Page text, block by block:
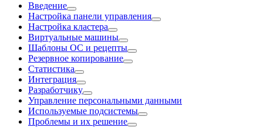
Введение
Настройка панели управления
Настройка кластера
Виртуальные машины
Шаблоны ОС и рецепты
Резервное копирование
Статистика
Интеграция
Разработчику
Управление персональными данными
Используемые подсистемы
Проблемы и их решение